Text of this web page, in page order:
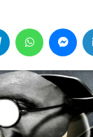
لينكدإن ماسنجر